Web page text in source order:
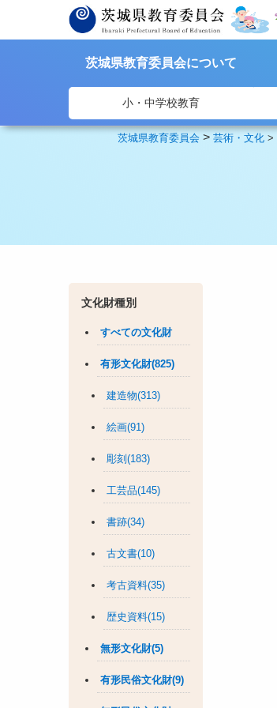
茨城県教育委員会について
小・中学校教育
茨城県教育委員会 >芸術・文化 >
文化財種別
すべての文化財
有形文化財(825)
建造物(313)
絵画(91)
彫刻(183)
工芸品(145)
書跡(34)
古文書(10)
考古資料(35)
歴史資料(15)
無形文化財(5)
有形民俗文化財(9)